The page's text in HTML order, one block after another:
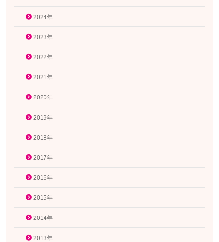
2024年
2023年
2022年
2021年
2020年
2019年
2018年
2017年
2016年
2015年
2014年
2013年